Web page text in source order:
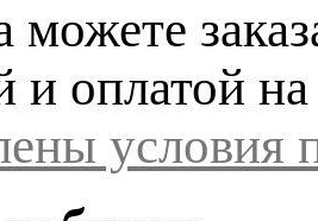
можете
и оплатой
условия